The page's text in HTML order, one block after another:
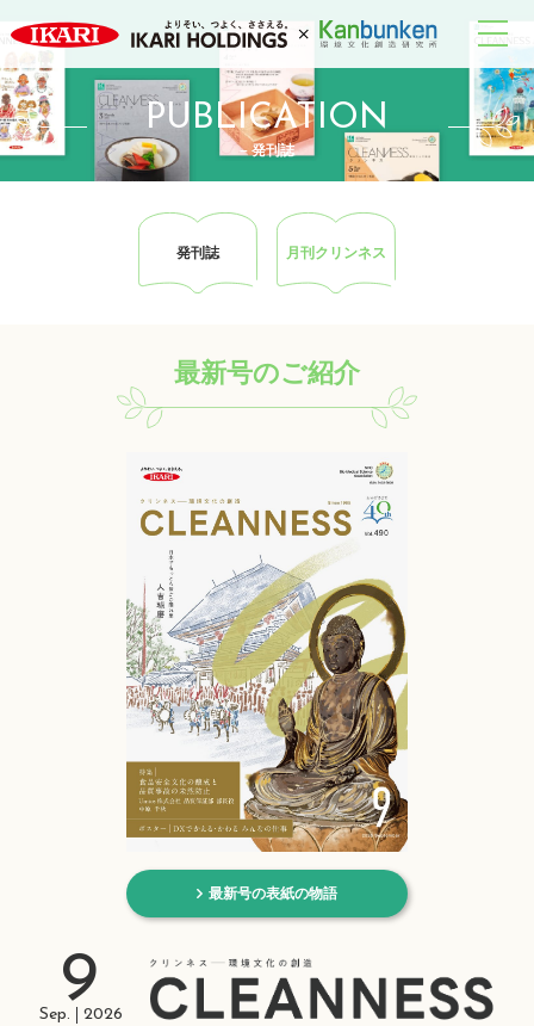
PUBLICATION
– 発刊誌
発刊誌 月刊クリンネス
最新号のご紹介
最新号の表紙の物語
9
Sep. 2026